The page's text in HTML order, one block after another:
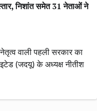
निशांत समेत 31 नेताओं ने
नेतृत्व वाली पहली सरकार का
(जदयू) के अध्यक्ष नीतीश